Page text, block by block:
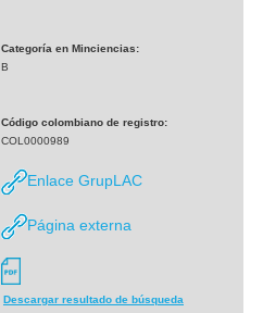
Categoría en Minciencias:
B
Código colombiano de registro:
COL0000989
Enlace GrupLAC
Página externa
Descargar resultado de búsqueda